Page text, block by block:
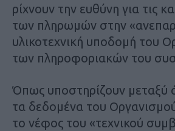
ρίχνουν την ευθύνη για τις
των πληρωμών στην
υλικοτεχνική υποδομή του
των πληροφοριακών του
Όπως υποστηρίζουν μεταξύ
τα δεδομένα του
το νέφος του «τεχνικού